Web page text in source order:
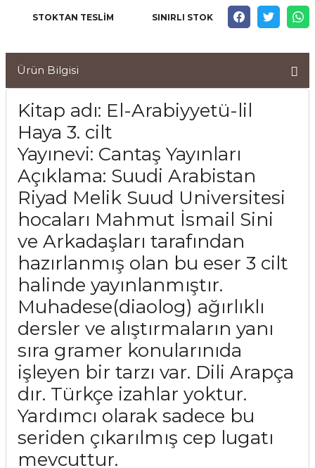
STOKTAN TESLIM SINIRLI STOK
Ürün Bilgisi
Kitap adı: El-Arabiyyetü-lil
Haya 3. cilt
Yayınevi: Cantaş Yayınları
Açıklama: Suudi Arabistan
Riyad Melik Suud Universitesi
hocaları Mahmut İsmail Sini
ve Arkadaşları tarafından
hazırlanmış olan bu eser 3 cilt
halinde yayınlanmıştır.
Muhadese(diaolog) ağırlıklı
dersler ve alıştırmaların yanı
sıra gramer konularınıda
işleyen bir tarzı var. Dili Arapça
dır. Türkçe izahlar yoktur.
Yardımcı olarak sadece bu
seriden çıkarılmış cep lugatı
mevcuttur.